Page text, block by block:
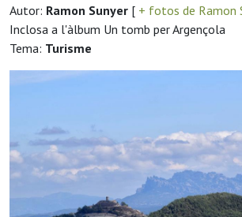
Autor: Ramon Sunyer [ + fotos de Ramon
Inclosa a l'àlbum Un tomb per Argençola
Tema: Turisme